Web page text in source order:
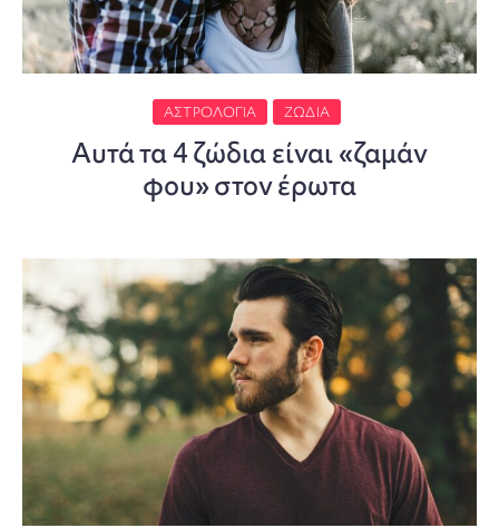
ΑΣΤΡΟΛΟΓΊΑ ΖΏΔΙΑ
Αυτά τα 4 ζώδια είναι «ζαμάν
φου» στον έρωτα